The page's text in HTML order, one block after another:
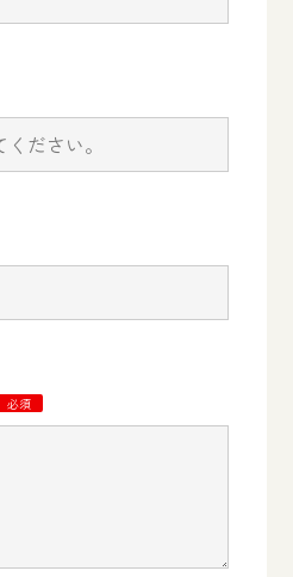
必須